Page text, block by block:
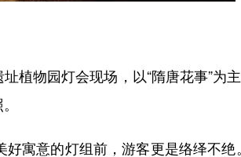
物园灯会现场，以“隋唐花事”为
寓意的灯组前，游客更是络绎不绝